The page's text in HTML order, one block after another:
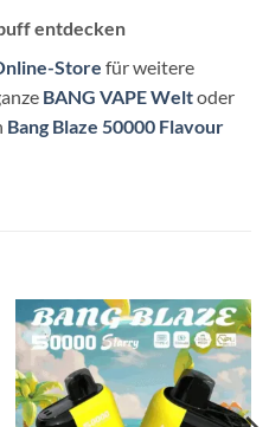
entdecken
Store für weitere
BANG VAPE Weltoder
Bang Blaze 50000 Flavour